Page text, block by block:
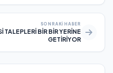
SONRAKI HABER
TALEPLERİ BİR BİR YERİNE
GETİRİYOR